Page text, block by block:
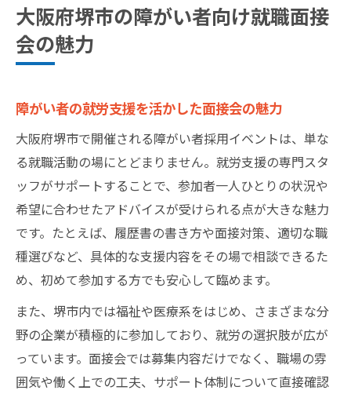
大阪府堺市の障がい者向け就職面接
会の魅力
障がい者の就労支援を活かした面接会の魅力
大阪府堺市で開催される障がい者採用イベントは、単な
る就職活動の場にとどまりません。就労支援の専門スタ
ッフがサポートすることで、参加者一人ひとりの状況や
希望に合わせたアドバイスが受けられる点が大きな魅力
です。たとえば、履歴書の書き方や面接対策、適切な職
種選びなど、具体的な支援内容をその場で相談できるた
め、初めて参加する方でも安心して臨めます。
また、堺市内では福祉や医療系をはじめ、さまざまな分
野の企業が積極的に参加しており、就労の選択肢が広が
っています。面接会では募集内容だけでなく、職場の雰
囲気や働く上での工夫、サポート体制について直接確認